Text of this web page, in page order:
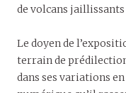
de volcans jaillissants
Le doyen de
terrain de
dans ses variations